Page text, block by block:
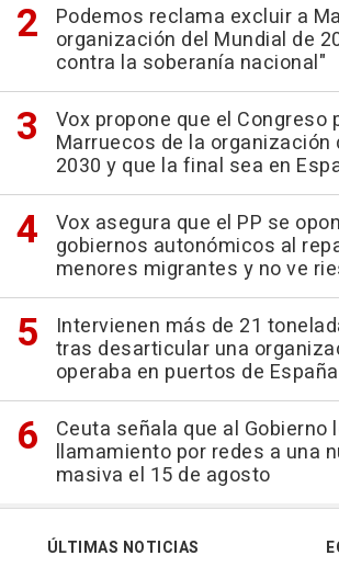
Podemos reclama excluir a
organización del Mundial de
contra la soberanía nacional"
Vox propone que el Congreso
Marruecos de la organización
2030 y que la final sea en
Vox asegura que el PP se
gobiernos autonómicos al
menores migrantes y no ve
Intervienen más de 21
tras desarticular una
operaba en puertos de
Ceuta señala que al Gobierno
llamamiento por redes a una
masiva el 15 de agosto
ÚLTIMAS NOTICIAS